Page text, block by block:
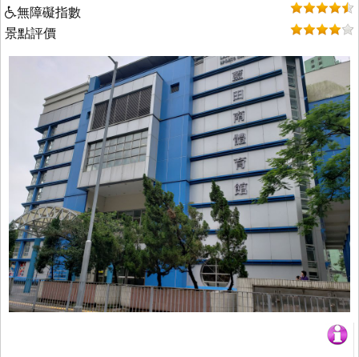
無障礙指數
景點評價